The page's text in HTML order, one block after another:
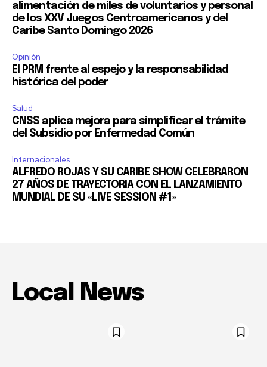
alimentación de miles de voluntarios y personal
de los XXV Juegos Centroamericanos y del
Caribe Santo Domingo 2026
Opinión
El PRM frente al espejo y la responsabilidad
histórica del poder
Salud
CNSS aplica mejora para simplificar el trámite
del Subsidio por Enfermedad Común
Internacionales
ALFREDO ROJAS Y SU CARIBE SHOW CELEBRARON
27 AÑOS DE TRAYECTORIA CON EL LANZAMIENTO
MUNDIAL DE SU «LIVE SESSION #1»
Local News